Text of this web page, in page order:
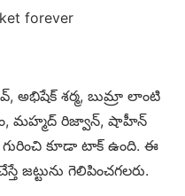
forever
శర్మ, బుమ్రా లాంటి
మహ్మద్ రిజ్వాన్, షాహీన్
గురించి కూడా టాక్ ఉంది. ఈ
జట్టును గెలిపించగలరు.